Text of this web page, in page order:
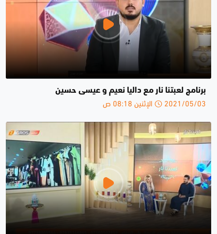
برنامج لعبتنا نار مع داليا نعيم و عيسى حسين
2021/05/03 الإثنين 08:18 ص